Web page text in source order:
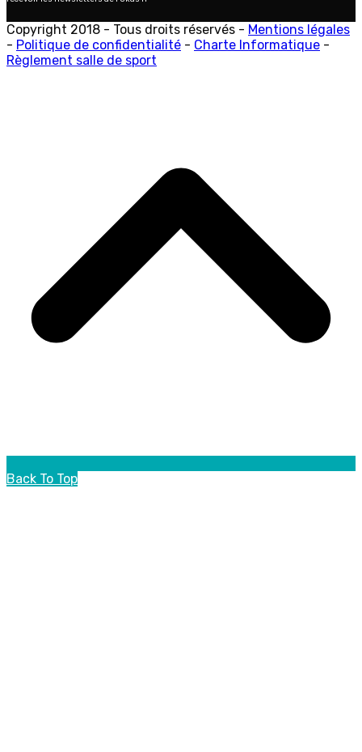
Copyright 2018 - Tous droits réservés - Mentions légales
- Politique de confidentialité - Charte Informatique -
Règlement salle de sport
Back To Top